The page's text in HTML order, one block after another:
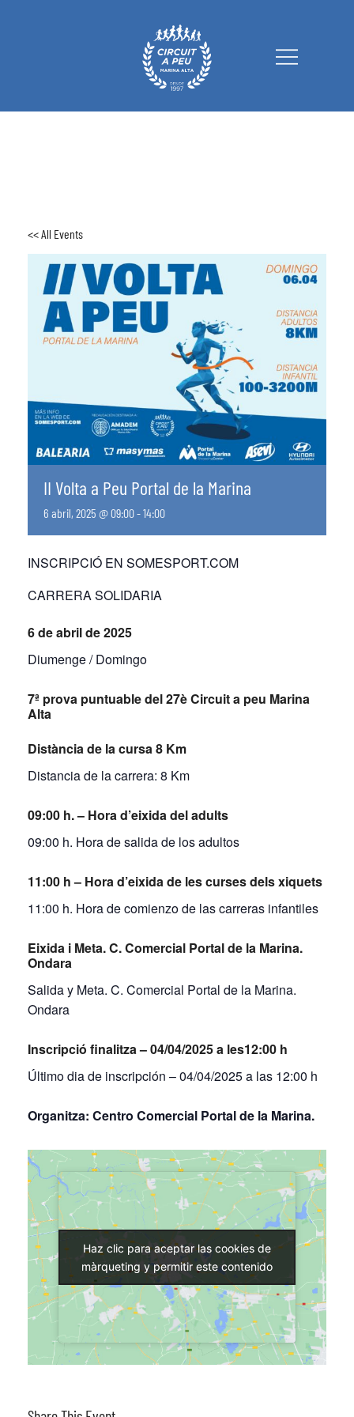
Circuit a Peu Marina Alta
<< All Events
II Volta a Peu Portal de la Marina
6 abril, 2025 @ 09:00-14:00
INSCRIPCIÓ EN SOMESPORT.COM
CARRERA SOLIDARIA
6 de abril de 2025
Diumenge / Domingo
7ª prova puntuable del 27è Circuit a peu Marina
Alta
Distància de la cursa 8 Km
Distancia de la carrera: 8 Km
09:00 h. – Hora d’eixida del adults
09:00 h. Hora de salida de los adultos
11:00 h – Hora d’eixida de les curses dels xiquets
11:00 h. Hora de comienzo de las carreras infantiles
Eixida i Meta. C. Comercial Portal de la Marina.
Ondara
Salida y Meta. C. Comercial Portal de la Marina.
Ondara
Inscripció finalitza – 04/04/2025 a les12:00 h
Último dia de inscripción – 04/04/2025 a las 12:00 h
Organitza: Centro Comercial Portal de la Marina.
Haz clic para aceptar las cookies de
màrqueting y permitir este contenido
Haz clic para aceptar las cookies de
màrqueting y permitir este contenido